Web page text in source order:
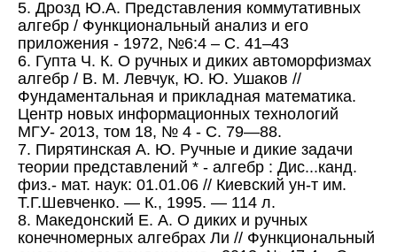
5. Дрозд Ю.А. Представления коммутативных
алгебр / Функциональный анализ и его
приложения - 1972, №6:4 – С. 41–43
6. Гупта Ч. К. О ручных и диких автоморфизмах
алгебр / В. М. Левчук, Ю. Ю. Ушаков //
Фундаментальная и прикладная математика.
Центр новых информационных технологий
МГУ- 2013, том 18, № 4 - С. 79—88.
7. Пирятинская А. Ю. Ручные и дикие задачи
теории представлений * - алгебр : Дис...канд.
физ.- мат. наук: 01.01.06 // Киевский ун-т им.
Т.Г.Шевченко. — К., 1995. — 114 л.
8. Македонский Е. А. О диких и ручных
конечномерных алгебрах Ли // Функциональный